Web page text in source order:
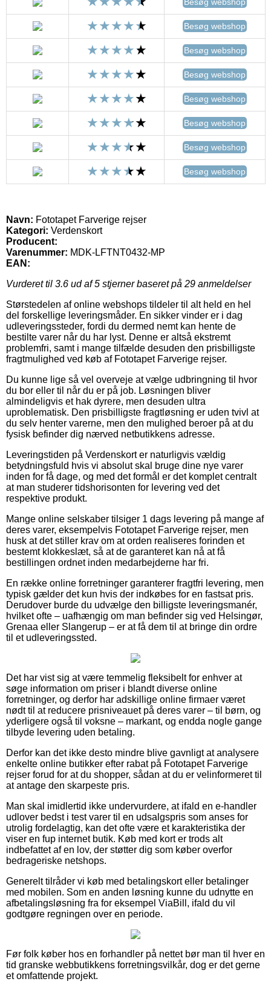
Besøg webshop
Besøg webshop
Besøg webshop
Besøg webshop
Besøg webshop
Besøg webshop
Besøg webshop
Navn: Fototapet Farverige rejser
Kategori: Verdenskort
Producent:
Varenummer: MDK-LFTNT0432-MP
EAN:
Vurderet til 3.6 ud af 5 stjerner baseret på 29 anmeldelser
Størstedelen af online webshops tildeler til alt held en hel
del forskellige leveringsmåder. En sikker vinder er i dag
udleveringssteder, fordi du dermed nemt kan hente de
bestilte varer når du har lyst. Denne er altså ekstremt
problemfri, samt i mange tilfælde desuden den prisbilligste
fragtmulighed ved køb af Fototapet Farverige rejser.
Du kunne lige så vel overveje at vælge udbringning til hvor
du bor eller til når du er på job. Løsningen bliver
almindeligvis et hak dyrere, men desuden ultra
uproblematisk. Den prisbilligste fragtløsning er uden tvivl at
du selv henter varerne, men den mulighed beroer på at du
fysisk befinder dig nærved netbutikkens adresse.
Leveringstiden på Verdenskort er naturligvis vældig
betydningsfuld hvis vi absolut skal bruge dine nye varer
inden for få dage, og med det formål er det komplet centralt
at man studerer tidshorisonten for levering ved det
respektive produkt.
Mange online selskaber tilsiger 1 dags levering på mange af
deres varer, eksempelvis Fototapet Farverige rejser, men
husk at det stiller krav om at orden realiseres forinden et
bestemt klokkeslæt, så at de garanteret kan nå at få
bestillingen ordnet inden medarbejderne har fri.
En række online forretninger garanterer fragtfri levering, men
typisk gælder det kun hvis der indkøbes for en fastsat pris.
Derudover burde du udvælge den billigste leveringsmanér,
hvilket ofte – uafhængig om man befinder sig ved Helsingør,
Grenaa eller Slangerup – er at få dem til at bringe din ordre
til et udleveringssted.
Det har vist sig at være temmelig fleksibelt for enhver at
søge information om priser i blandt diverse online
forretninger, og derfor har adskillige online firmaer været
nødt til at reducere prisniveauet på deres varer – til børn, og
yderligere også til voksne – markant, og endda nogle gange
tilbyde levering uden betaling.
Derfor kan det ikke desto mindre blive gavnligt at analysere
enkelte online butikker efter rabat på Fototapet Farverige
rejser forud for at du shopper, sådan at du er velinformeret til
at antage den skarpeste pris.
Man skal imidlertid ikke undervurdere, at ifald en e-handler
udlover bedst i test varer til en udsalgspris som anses for
utrolig fordelagtig, kan det ofte være et karakteristika der
viser en fup internet butik. Køb med kort er trods alt
indbefattet af en lov, der støtter dig som køber overfor
bedrageriske netshops.
Generelt tilråder vi køb med betalingskort eller betalinger
med mobilen. Som en anden løsning kunne du udnytte en
afbetalingsløsning fra for eksempel ViaBill, ifald du vil
godtgøre regningen over en periode.
Før folk køber hos en forhandler på nettet bør man til hver en
tid granske webbutikkens forretningsvilkår, dog er det gerne
et omfattende projekt.